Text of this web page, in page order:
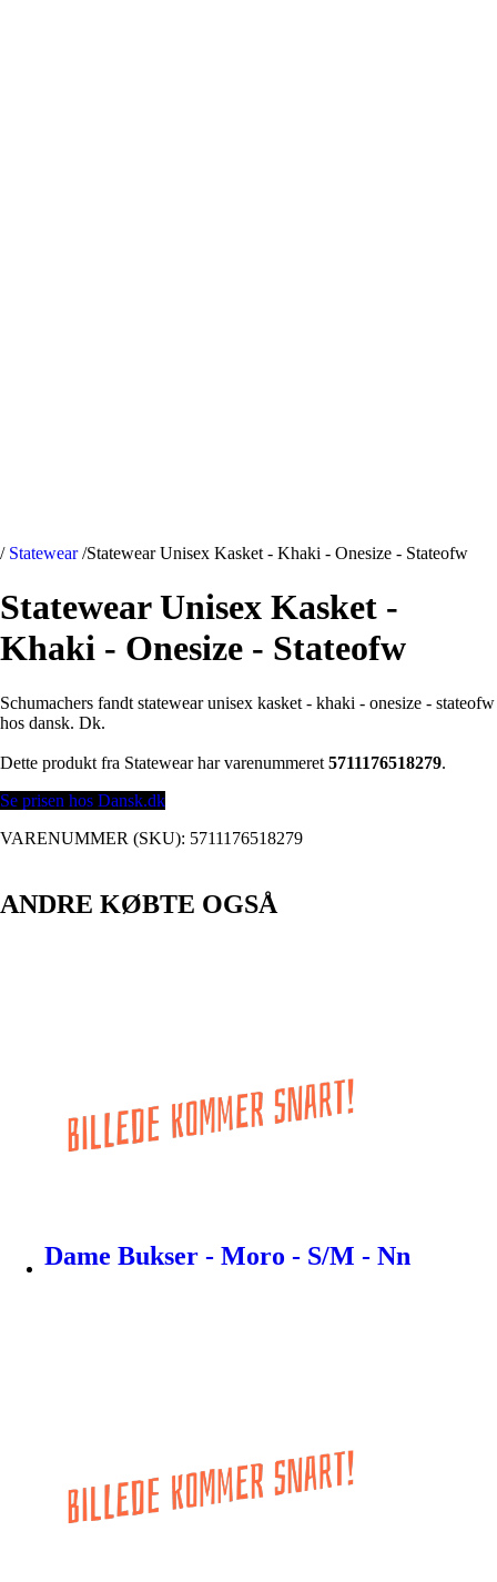
/ Statewear /Statewear Unisex Kasket - Khaki - Onesize - Stateofw
Statewear Unisex Kasket -
Khaki - Onesize - Stateofw
Schumachers fandt statewear unisex kasket - khaki - onesize - stateofw
hos dansk. Dk.
Dette produkt fra Statewear har varenummeret 5711176518279.
Se prisen hos Dansk.dk
VARENUMMER (SKU): 5711176518279
ANDRE KØBTE OGSÅ
Dame Bukser - Moro - S/M - Nn